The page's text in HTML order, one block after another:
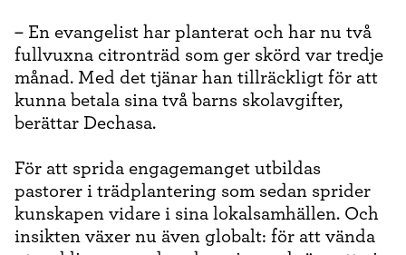
– En evangelist har planterat och har nu två
fullvuxna citronträd som ger skörd var tredje
månad. Med det tjänar han tillräckligt för att
kunna betala sina två barns skolavgifter,
berättar Dechasa.
För att sprida engagemanget utbildas
pastorer i trädplantering som sedan sprider
kunskapen vidare i sina lokalsamhällen. Och
insikten växer nu även globalt: för att vända